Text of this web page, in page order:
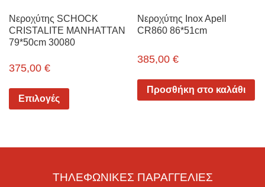
Νεροχύτης SCHOCK
CRISTALITE MANHATTAN
79*50cm 30080
375,00 €
Επιλογές
Νεροχύτης Inox Apell
CR860 86*51cm
385,00 €
Προσθήκη στο καλάθι
ΤΗΛΕΦΩΝΙΚΈΣ ΠΑΡΑΓΓΕΛΊΕΣ